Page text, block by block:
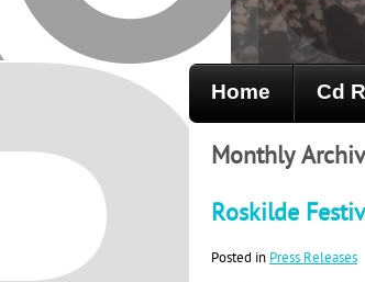
Home Cd
Monthly
Roskilde
Posted in Press Releases